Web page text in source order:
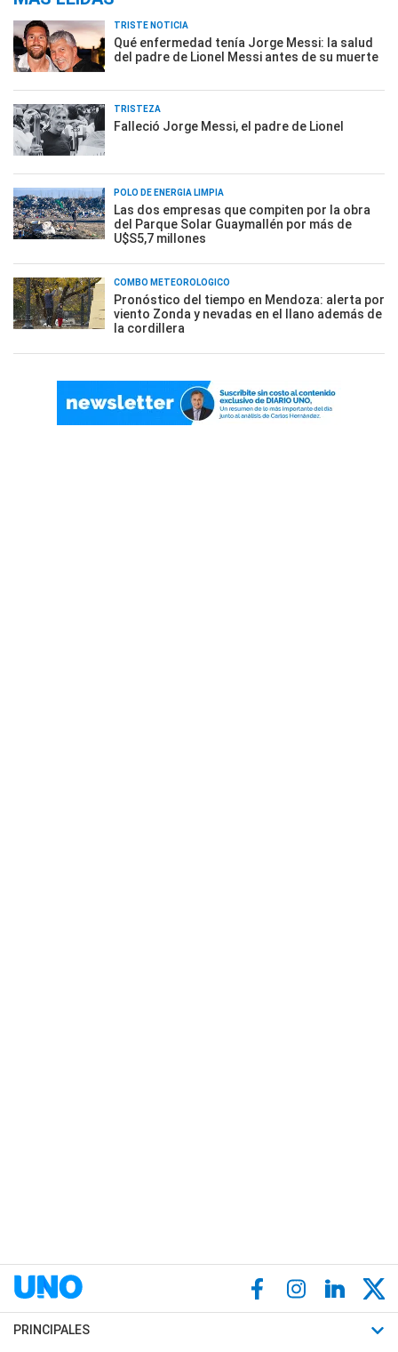
TRISTE NOTICIA
Qué enfermedad tenía Jorge Messi: la salud
del padre de Lionel Messi antes de su muerte
TRISTEZA
Falleció Jorge Messi, el padre de Lionel
POLO DE ENERGÍA LIMPIA
Las dos empresas que compiten por la obra
del Parque Solar Guaymallén por más de
U$S5,7 millones
COMBO METEOROLÓGICO
Pronóstico del tiempo en Mendoza: alerta por
viento Zonda y nevadas en el llano además de
la cordillera
PRINCIPALES